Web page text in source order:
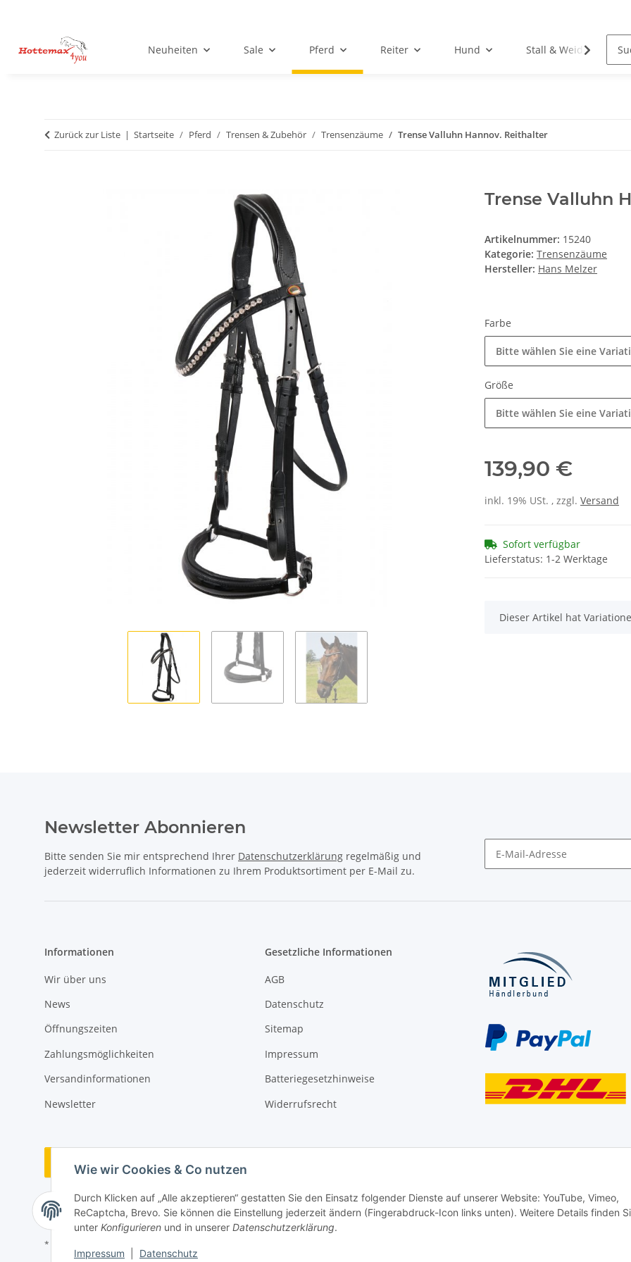
Wie wir Cookies & Co nutzen
Durch Klicken auf „Alle akzeptieren“ gestatten Sie den Einsatz folgender Dienste auf unserer Website: YouTube, Vimeo,
ReCaptcha, Brevo. Sie können die Einstellung jederzeit ändern (Fingerabdruck-Icon links unten). Weitere Details finden
unter Konfigurieren und in unserer Datenschutzerklärung.
Impressum Datenschutz
Neuheiten Sale Pferd Reiter Hund Stall & Weide
Zurück zur Liste Startseite Pferd Trensen & Zubehör Trensenzäume Trense Valluhn Hannov. Reithalter
Trense Valluhn
Artikelnummer: 15240
Kategorie: Trensenzäume
Hersteller: Hans Melzer
Farbe
Bitte wählen Sie eine
Größe
Bitte wählen Sie eine
139,90 €
inkl. 19% USt. , zzgl. Versand
Sofort verfügbar
Lieferstatus: 1-2 Werktage
x
Dieser Artikel hat
Newsletter Abonnieren
Bitte senden Sie mir entsprechend Ihrer Datenschutzerklärung regelmäßig und
jederzeit widerruflich Informationen zu Ihrem Produktsortiment per E-Mail zu.
Informationen
Wir über uns
News
Öffnungszeiten
Zahlungsmöglichkeiten
Versandinformationen
Newsletter
Gesetzliche Informationen
AGB
Datenschutz
Sitemap
Impressum
Batteriegesetzhinweise
Widerrufsrecht
Vertrag widerrufen
* Alle Preise inkl. gesetzlicher USt., zzgl.